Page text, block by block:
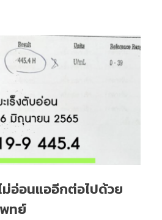
ม่อ่อนแออีกต่อไปด้วย
ทย์